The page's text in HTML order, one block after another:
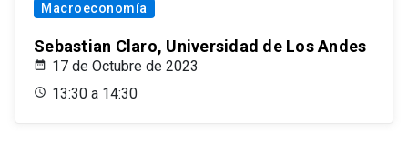
Macroeconomía
Sebastian Claro, Universidad de Los Andes
17 de Octubre de 2023
13:30 a 14:30